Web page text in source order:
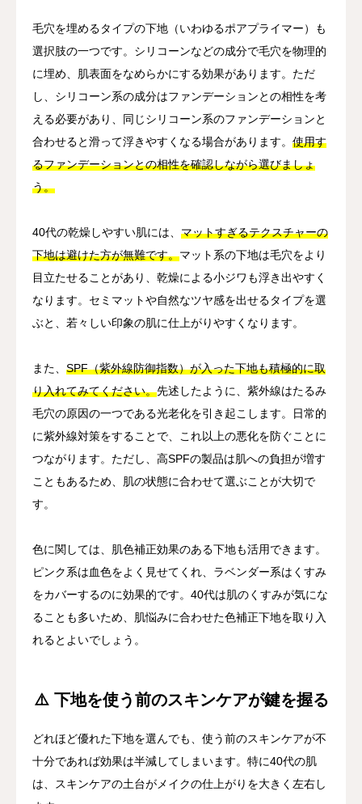
毛穴を埋めるタイプの下地（いわゆるポアプライマー）も
選択肢の一つです。シリコーンなどの成分で毛穴を物理的
に埋め、肌表面をなめらかにする効果があります。ただ
し、シリコーン系の成分はファンデーションとの相性を考
える必要があり、同じシリコーン系のファンデーションと
合わせると滑って浮きやすくなる場合があります。 使用す
るファンデーションとの相性を確認しながら選びましょ
う。
40代の乾燥しやすい肌には、 マットすぎるテクスチャーの
下地は避けた方が無難です。マット系の下地は毛穴をより
目立たせることがあり、乾燥による小ジワも浮き出やすく
なります。セミマットや自然なツヤ感を出せるタイプを選
ぶと、若々しい印象の肌に仕上がりやすくなります。
また、 SPF（紫外線防御指数）が入った下地も積極的に取
り入れてみてください。先述したように、紫外線はたるみ
毛穴の原因の一つである光老化を引き起こします。日常的
に紫外線対策をすることで、これ以上の悪化を防ぐことに
つながります。ただし、高SPFの製品は肌への負担が増す
こともあるため、肌の状態に合わせて選ぶことが大切で
す。
色に関しては、肌色補正効果のある下地も活用できます。
ピンク系は血色をよく見せてくれ、ラベンダー系はくすみ
をカバーするのに効果的です。40代は肌のくすみが気にな
ることも多いため、肌悩みに合わせた色補正下地を取り入
れるとよいでしょう。
⚠️ 下地を使う前のスキンケアが鍵を握る
どれほど優れた下地を選んでも、使う前のスキンケアが不
十分であれば効果は半減してしまいます。特に40代の肌
は、スキンケアの土台がメイクの仕上がりを大きく左右し